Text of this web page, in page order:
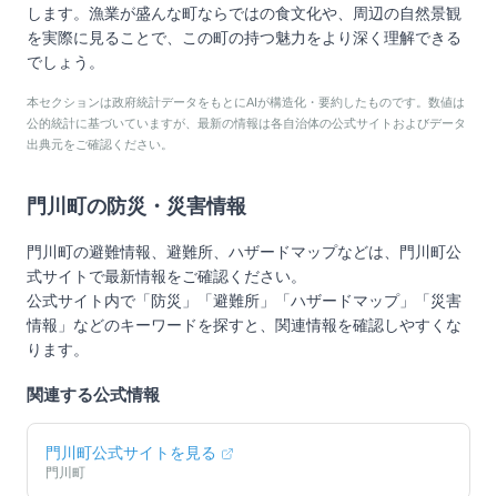
します。漁業が盛んな町ならではの食文化や、周辺の自然景観
を実際に見ることで、この町の持つ魅力をより深く理解できる
でしょう。
本セクションは政府統計データをもとにAIが構造化・要約したものです。数値は
公的統計に基づいていますが、最新の情報は各自治体の公式サイトおよびデータ
出典元をご確認ください。
門川町 の防災・災害情報
門川町の避難情報、避難所、ハザードマップなどは、 門川町公
式サイトで最新情報をご確認ください。
公式サイト内で「防災」「避難所」「ハザードマップ」「災害
情報」などのキーワードを探すと、関連情報を確認しやすくな
ります。
関連する公式情報
門川町公式サイトを見る
門川町